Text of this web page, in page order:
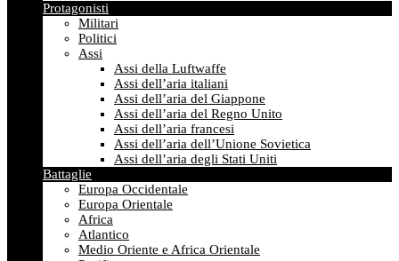
Protagonisti
Militari
Politici
Assi
Assi della Luftwaffe
Assi dell’aria italiani
Assi dell’aria del Giappone
Assi dell’aria del Regno Unito
Assi dell’aria francesi
Assi dell’aria dell’Unione Sovietica
Assi dell’aria degli Stati Uniti
Battaglie
Europa Occidentale
Europa Orientale
Africa
Atlantico
Medio Oriente e Africa Orientale